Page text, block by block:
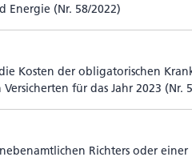
Energie (Nr. 58/2022)
Kosten der obli­ga­to­ri­schen
für das Jahr 2023 (Nr.
Rich­ters oder